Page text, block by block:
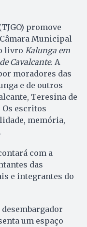
promove
Câmara Municipal
livro Kalunga em
Cavalcante. A
moradores das
e de outros
Teresina de
Os escritos
memória,
com a
das
e integrantes do
desembargador
um espaço